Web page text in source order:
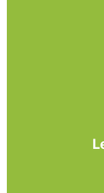
paysager,
des